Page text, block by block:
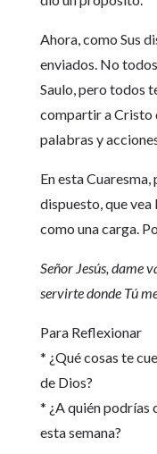
Ahora, como Sus
enviados. No
Saulo, pero todos
compartir a Cristo
palabras y
En esta
dispuesto, que
como una carga.
Señor Jesús, dame
servirte donde Tú
Para Reflexionar
* ¿Qué cosas te
de Dios?
* ¿A quién podrías
esta semana?